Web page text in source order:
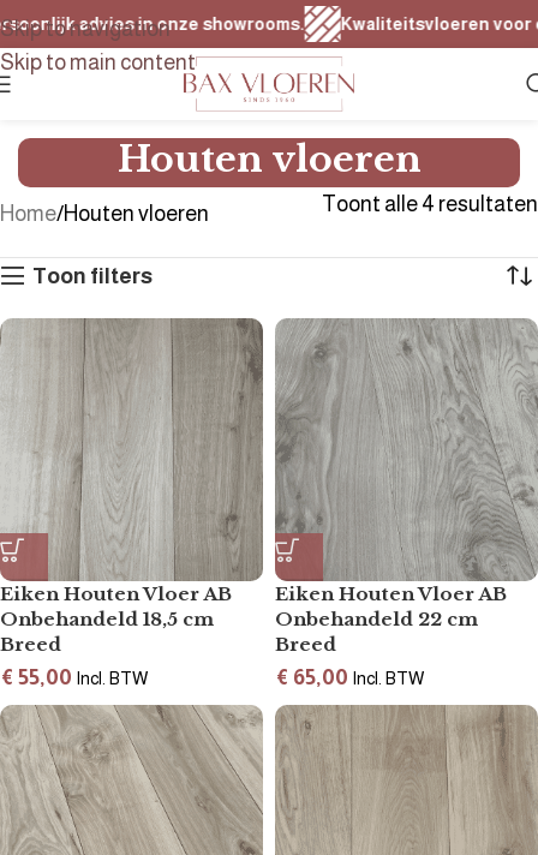
Skip to navigation
Skip to main content
advies in onze showrooms. Kwaliteitsvloeren voor
Houten vloeren
Home Houten vloeren Toont alle 4 resultaten
Toon filters
Eiken Houten Vloer AB
Onbehandeld 18,5 cm
Breed
€ 55,00 Incl. BTW
Eiken Houten Vloer AB
Onbehandeld 22 cm
Breed
€ 65,00 Incl. BTW